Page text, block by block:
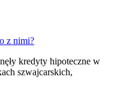
z nimi?
kredyty hipoteczne w
szwajcarskich,